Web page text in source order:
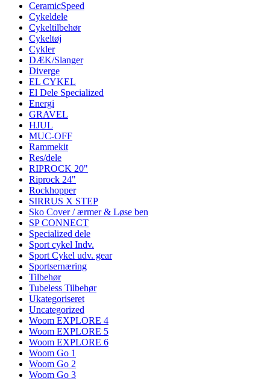
CeramicSpeed
Cykeldele
Cykeltilbehør
Cykeltøj
Cykler
DÆK/Slanger
Diverge
EL CYKEL
El Dele Specialized
Energi
GRAVEL
HJUL
MUC-OFF
Rammekit
Res/dele
RIPROCK 20"
Riprock 24"
Rockhopper
SIRRUS X STEP
Sko Cover / ærmer & Løse ben
SP CONNECT
Specialized dele
Sport cykel Indv.
Sport Cykel udv. gear
Sportsernæring
Tilbehør
Tubeless Tilbehør
Ukategoriseret
Uncategorized
Woom EXPLORE 4
Woom EXPLORE 5
Woom EXPLORE 6
Woom Go 1
Woom Go 2
Woom Go 3